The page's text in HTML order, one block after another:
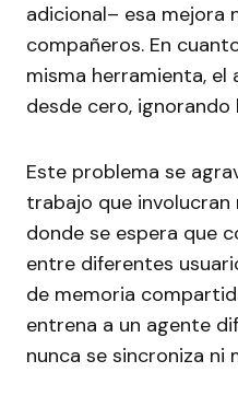
adicional– esa mejora
compañeros. En
misma herramienta, el
desde cero,
Este problema se
trabajo que
donde se espera que
entre diferentes
de memoria
entrena a un agente
nunca se sincroniza ni